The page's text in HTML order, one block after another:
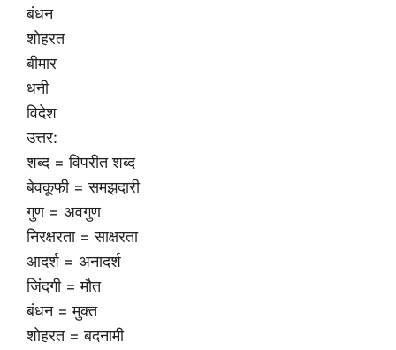
बंधन
शोहरत
बीमार
धनी
विदेश
उत्तर:
शब्द = विपरीत शब्द
बेवकूफी = समझदारी
गुण = अवगुण
निरक्षरता = साक्षरता
आदर्श = अनादर्श
जिंदगी = मौत
बंधन = मुक्त
शोहरत = बदनामी